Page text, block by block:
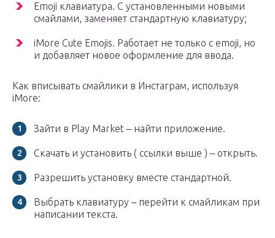
Emoji клавиатура. С установленными новыми
смайлами, заменяет стандартную клавиатуру;
iMore Cute Emojis. Работает не только с emoji, но
и добавляет новое оформление для ввода.
Как вписывать смайлики в Инстаграм, используя
iMore:
Зайти в Play Market – найти приложение.
Скачать и установить ( ссылки выше ) – открыть.
Разрешить установку вместе стандартной.
Выбрать клавиатуру – перейти к смайликам при
написании текста.